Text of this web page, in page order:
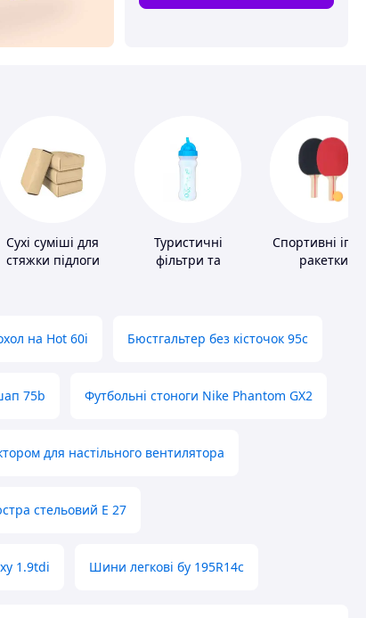
Сухі суміші для
стяжки підлоги
Туристичні
фільтри та
Спортивні
ракетки
на Hot 60i Бюстгальтер без кісточок 95с
75b Футбольні стоноги Nike Phantom GX2
для настільного вентилятора
стельовий E 27
1.9tdi Шини легкові бу 195R14c